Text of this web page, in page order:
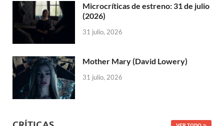
Microcríticas de estreno: 31 de julio
(2026)
31 julio, 2026
Mother Mary (David Lowery)
31 julio, 2026